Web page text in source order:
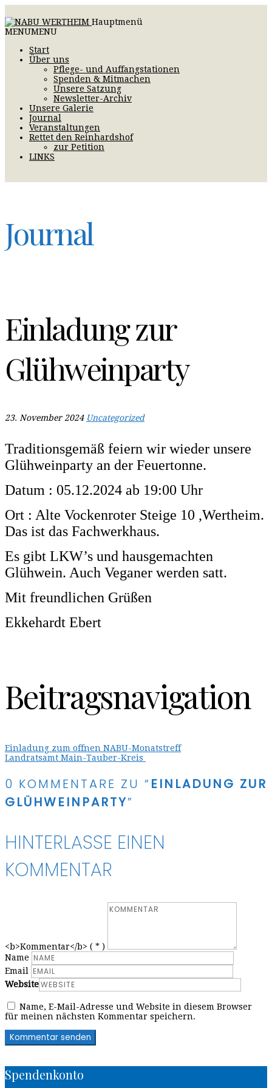
Hauptmenü
MENUMENU
Start
Über uns
Pflege- und Auffangstationen
Spenden & Mitmachen
Unsere Satzung
Newsletter-Archiv
Unsere Galerie
Journal
Veranstaltungen
Rettet den Reinhardshof
zur Petition
LINKS
Journal
Einladung zur
Glühweinparty
23. November 2024 Uncategorized
Traditionsgemäß feiern wir wieder unsere
Glühweinparty an der Feuertonne.
Datum : 05.12.2024 ab 19:00 Uhr
Ort : Alte Vockenroter Steige 10 ,Wertheim.
Das ist das Fachwerkhaus.
Es gibt LKW’s und hausgemachten
Glühwein. Auch Veganer werden satt.
Mit freundlichen Grüßen
Ekkehardt Ebert
Beitragsnavigation
Einladung zum offnen NABU-Monatstreff
Landratsamt Main-Tauber-Kreis
0 KOMMENTARE ZU “ EINLADUNG ZUR
GLÜHWEINPARTY”
HINTERLASSE EINEN
KOMMENTAR
<b>Kommentar</b> ( * )
Name
Email
Website
Name, E-Mail-Adresse und Website in diesem Browser
für meinen nächsten Kommentar speichern.
Spendenkonto